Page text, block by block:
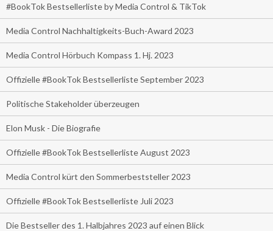
#BookTok Bestsellerliste by Media Control & TikTok
Media Control Nachhaltigkeits-Buch-Award 2023
Media Control Hörbuch Kompass 1. Hj. 2023
Offizielle #BookTok Bestsellerliste September 2023
Politische Stakeholder überzeugen
Elon Musk - Die Biografie
Offizielle #BookTok Bestsellerliste August 2023
Media Control kürt den Sommerbeststeller 2023
Offizielle #BookTok Bestsellerliste Juli 2023
Die Bestseller des 1. Halbjahres 2023 auf einen Blick